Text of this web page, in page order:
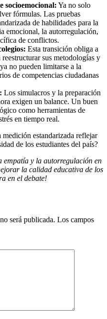
socioemocional: Ya no solo
fórmulas. Las pruebas
de habilidades para la
emocional, la autorregulación,
de conflictos.
Esta transición obliga a
sus metodologías y
no pueden limitarse a la
de competencias ciudadanas
Los simulacros y la preparación
exigen un balance. Un buen
como herramientas de
en tiempo real.
medición estandarizada reflejar
de los estudiantes del país?
empatía y la autorregulación en
la calidad educativa de los
en el debate!
será publicada. Los campos